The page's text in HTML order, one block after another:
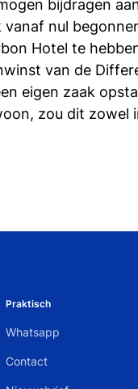
bijdragen
nul
Hotel te
van de
eigen zaak
zou dit zowel
Praktisch
Whatsapp
Contact